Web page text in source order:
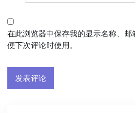
在此浏览器中保存我的显示名称、
便下次评论时使用。